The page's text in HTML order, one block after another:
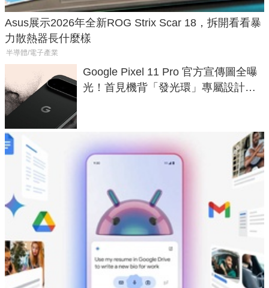
Asus展示2026年全新ROG Strix Scar 18，拆開看看暴
力散熱器長什麼樣
半導體/電子產業
Google Pixel 11 Pro 官方宣傳圖全曝
光！首見機背「發光環」專屬設計、